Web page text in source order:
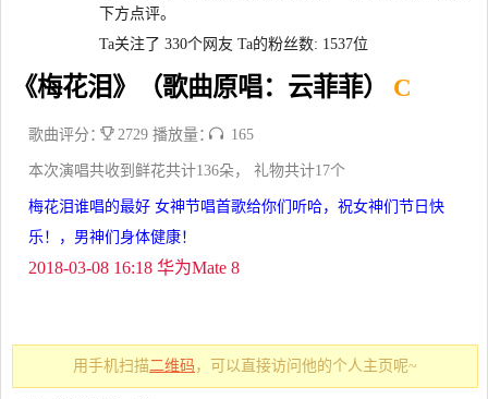
下方点评。
Ta关注了 330个网友 Ta的粉丝数: 1537位
《梅花泪》（歌曲原唱：云菲菲） C
歌曲评分： 2729 播放量： 165
本次演唱共收到鲜花共计136朵， 礼物共计17个
梅花泪谁唱的最好 女神节唱首歌给你们听哈，祝女神们节日快
乐！，男神们身体健康！
2018-03-08 16:18 华为Mate 8
用手机扫描二维码 ，可以直接访问他的个人主页呢~